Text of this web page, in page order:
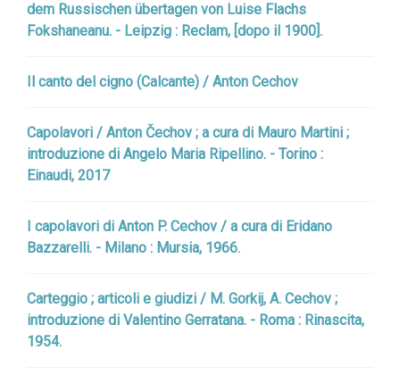
dem Russischen übertagen von Luise Flachs
Fokshaneanu. - Leipzig : Reclam, [dopo il 1900].
Il canto del cigno (Calcante) / Anton Cechov
Capolavori / Anton Čechov ; a cura di Mauro Martini ;
introduzione di Angelo Maria Ripellino. - Torino :
Einaudi, 2017
I capolavori di Anton P. Cechov / a cura di Eridano
Bazzarelli. - Milano : Mursia, 1966.
Carteggio ; articoli e giudizi / M. Gorkij, A. Cechov ;
introduzione di Valentino Gerratana. - Roma : Rinascita,
1954.